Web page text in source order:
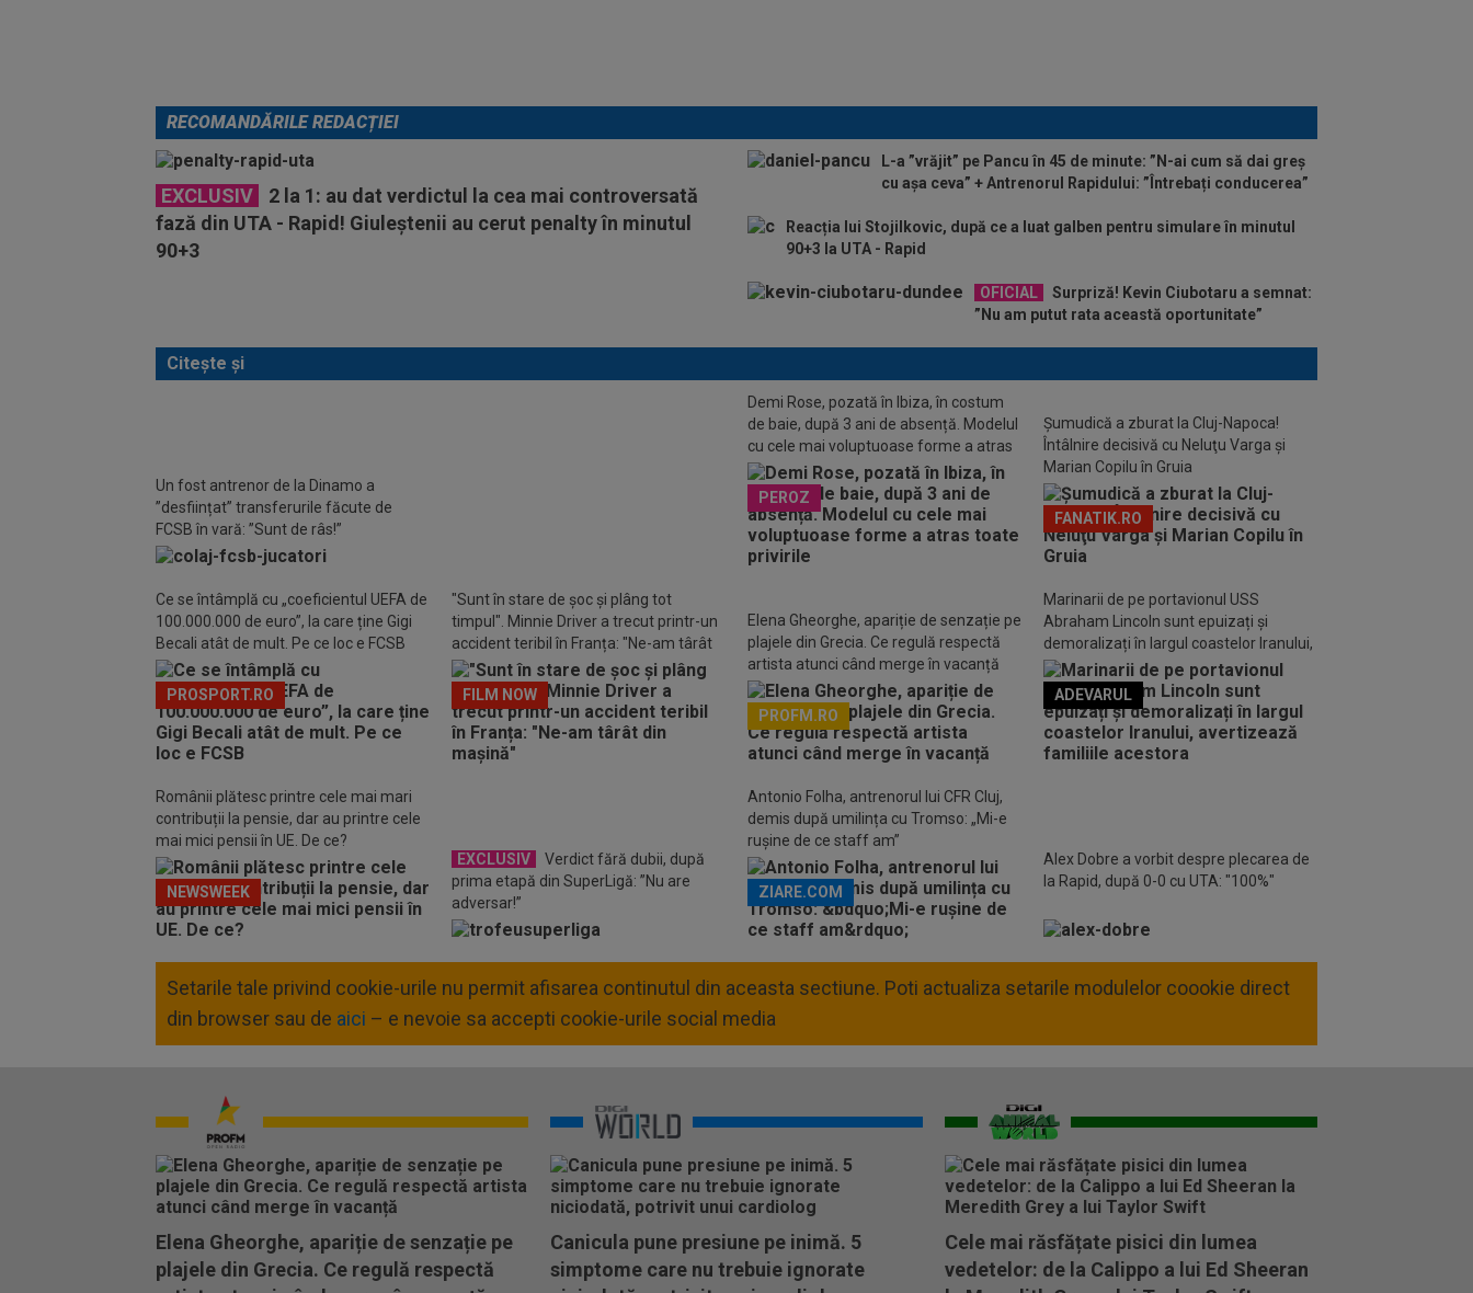
RECOMANDĂRILE REDACȚIEI
EXCLUSIV
2 la 1: au dat verdictul la cea mai controversată
fază din UTA - Rapid! Giuleștenii au cerut penalty în minutul
90+3
L-a ”vrăjit” pe Pancu în 45 de minute: ”N-ai cum să dai greș
cu așa ceva” + Antrenorul Rapidului: ”Întrebați conducerea”
Reacția lui Stojilkovic, după ce a luat galben pentru simulare în minutul
90+3 la UTA - Rapid
OFICIAL
Surpriză! Kevin Ciubotaru a semnat:
”Nu am putut rata această oportunitate”
Citește și
Un fost antrenor de la Dinamo a
”desființat” transferurile făcute de
FCSB în vară: ”Sunt de râs!”
Demi Rose, pozată în Ibiza, în costum
de baie, după 3 ani de absență. Modelul
cu cele mai voluptuoase forme a atras
toate privirile
PEROZ
Șumudică a zburat la Cluj-Napoca!
Întâlnire decisivă cu Neluţu Varga şi
Marian Copilu în Gruia
FANATIK.RO
Ce se întâmplă cu „coeficientul UEFA de
100.000.000 de euro”, la care ține Gigi
Becali atât de mult. Pe ce loc e FCSB
PROSPORT.RO
"Sunt în stare de șoc și plâng tot
timpul". Minnie Driver a trecut printr-un
accident teribil în Franța: "Ne-am târât
din mașină"
FILM NOW
Elena Gheorghe, apariție de senzație pe
plajele din Grecia. Ce regulă respectă
artista atunci când merge în vacanță
PROFM.RO
Marinarii de pe portavionul USS
Abraham Lincoln sunt epuizați și
demoralizați în largul coastelor Iranului,
avertizează familiile acestora
ADEVARUL
Românii plătesc printre cele mai mari
contribuții la pensie, dar au printre cele
mai mici pensii în UE. De ce?
NEWSWEEK
EXCLUSIV
Verdict fără dubii, după
prima etapă din SuperLigă: ”Nu are
adversar!”
Antonio Folha, antrenorul lui CFR Cluj,
demis după umilința cu Tromso: „Mi-e
rușine de ce staff am”
ZIARE.COM
Alex Dobre a vorbit despre plecarea de
la Rapid, după 0-0 cu UTA: "100%"
Setarile tale privind cookie-urile nu permit afisarea continutul din aceasta sectiune. Poti actualiza setarile modulelor coookie direct
din browser sau de aici – e nevoie sa accepti cookie-urile social media
Elena Gheorghe, apariție de senzație pe
plajele din Grecia. Ce regulă respectă
Canicula pune presiune pe inimă. 5
simptome care nu trebuie ignorate
Cele mai răsfățate pisici din lumea
vedetelor: de la Calippo a lui Ed Sheeran